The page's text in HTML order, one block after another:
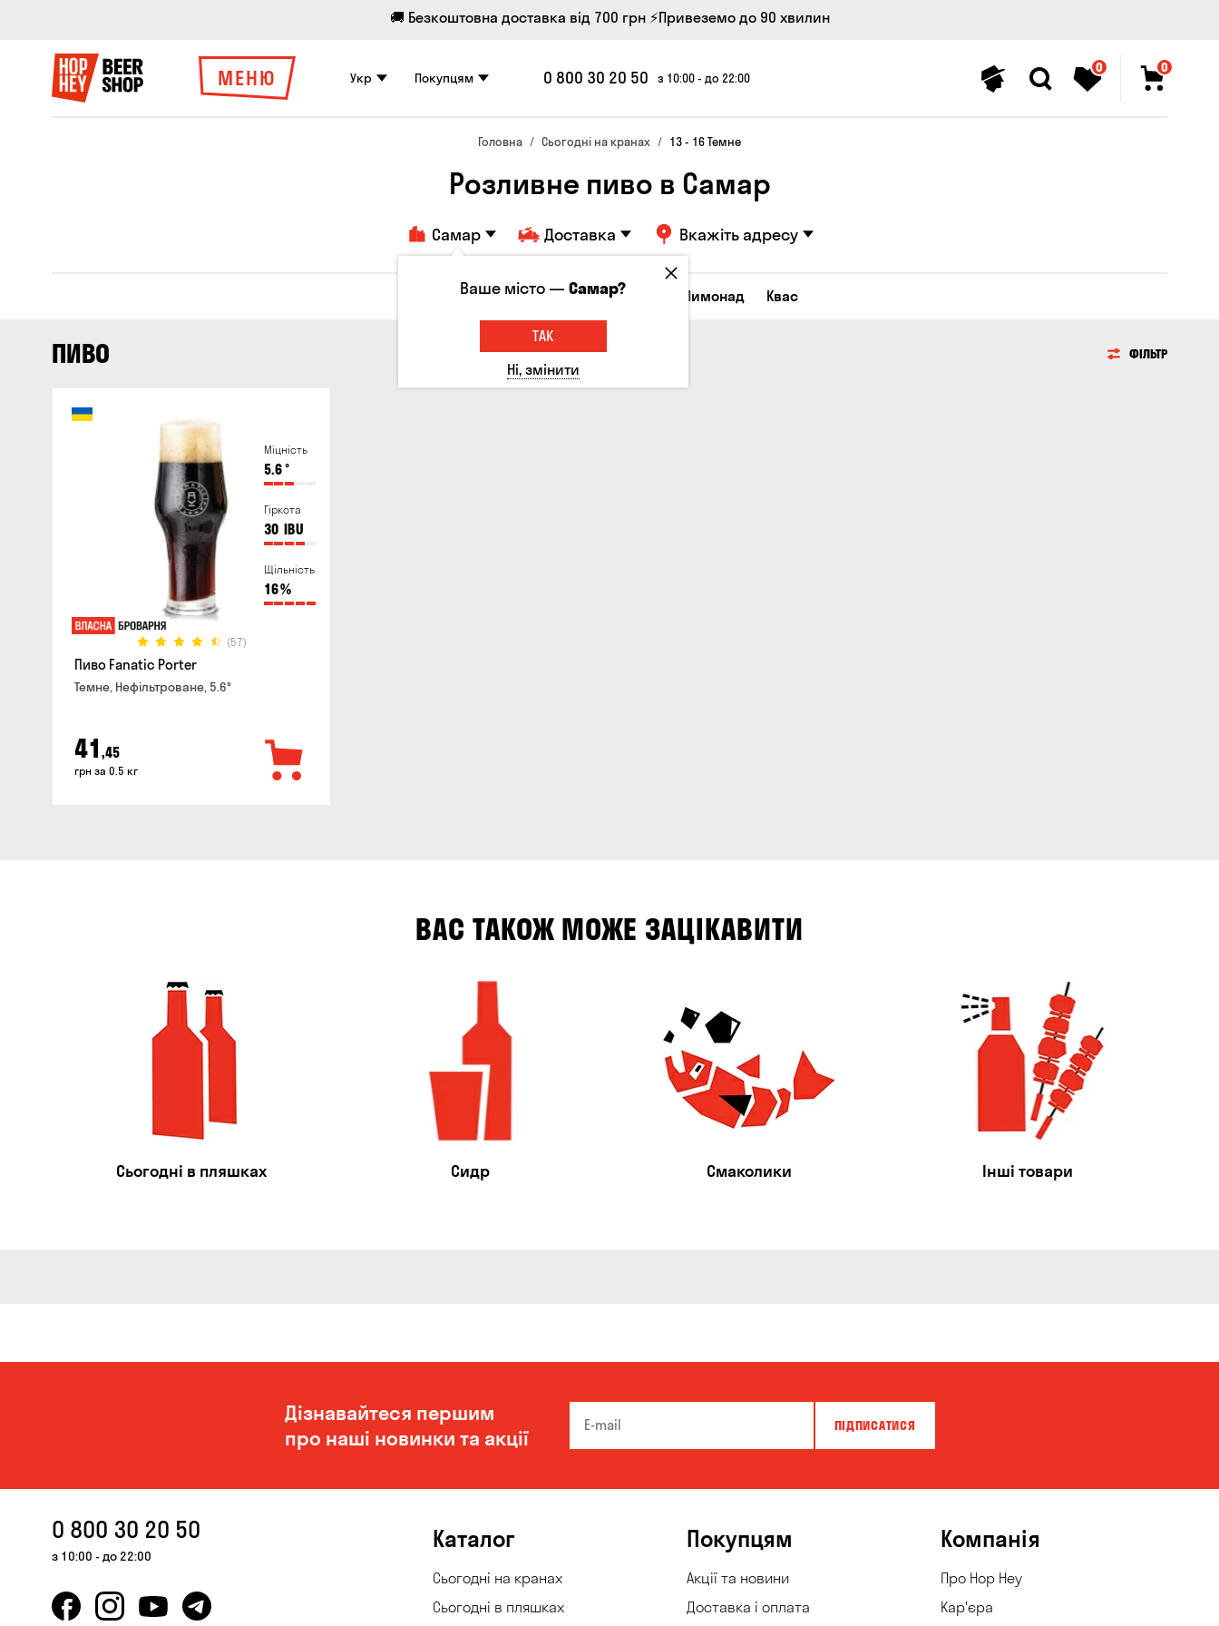
🚚 Безкоштовна доставка від 700 грн ⚡Привеземо до 90 хвилин
МЕНЮ Укр Покупцям 0 800 30 20 50 з 10:00 - до 22:00
0 0
Головна Сьогодні на кранах 13 - 16 Темне
Розливне пиво в Самар
Самар Доставка Вкажіть адресу
Всі товари Пиво Сидр Лимонад Квас
ПИВО ФІЛЬТР
Міцність
5.6°
Гіркота
30 IBU
Щільність
16%
(57)
Пиво Fanatic Porter
Темне, Нефільтроване, 5.6°
41 ,45
грн за 0.5 кг
ВАС ТАКОЖ МОЖЕ ЗАЦІКАВИТИ
Сьогодні в пляшках Сидр Смаколики Інші товари
Дізнавайтеся першим
про наші новинки та акції
ПІДПИСАТИСЯ
0 800 30 20 50
з 10:00 - до 22:00
Каталог
Сьогодні на кранах
Сьогодні в пляшках
Покупцям
Акції та новини
Доставка і оплата
Компанія
Про Hop Hey
Кар'єра
Ваше місто —Самар?
ТАК
Ні, змінити